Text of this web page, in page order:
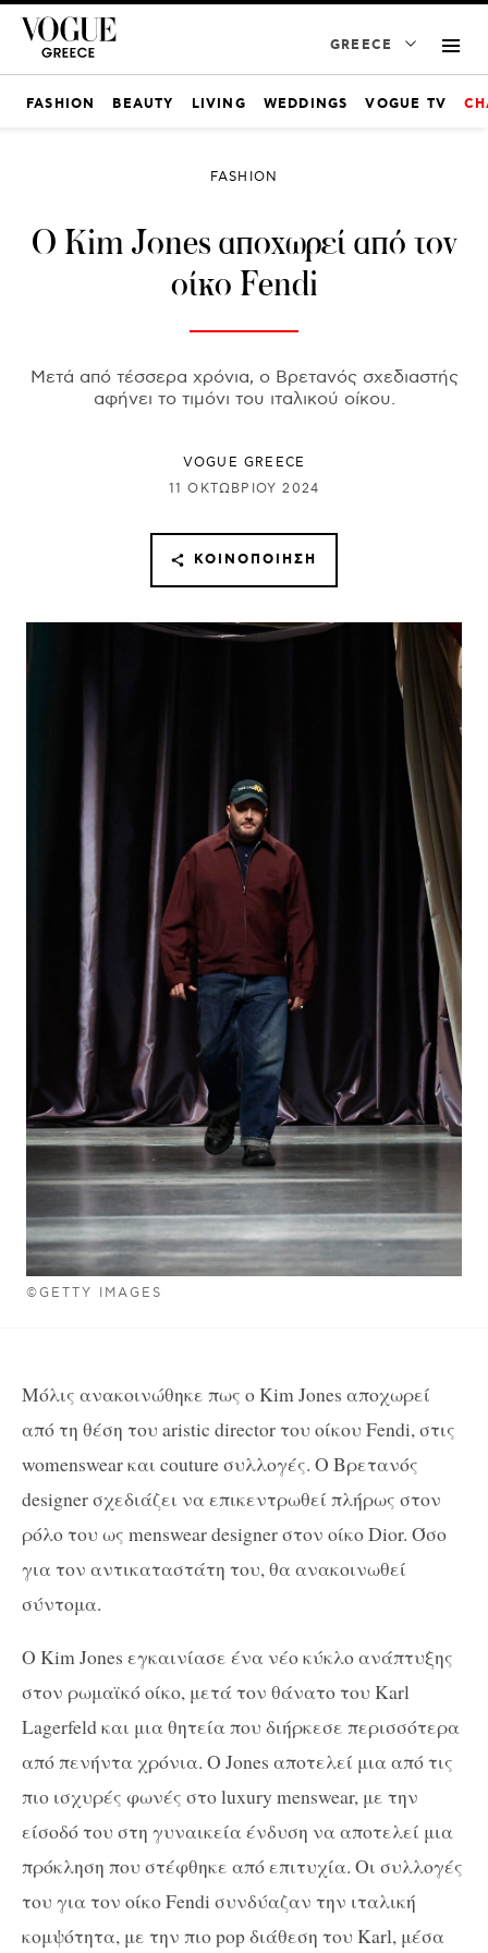
GREECE
FASHION BEAUTY LIVING WEDDINGS VOGUE TV
©GETTY IMAGES
FASHION
Ο Kim Jones αποχωρεί από τον
οίκο Fendi
Μετά από τέσσερα χρόνια, ο Βρετανός σχεδιαστής
αφήνει το τιμόνι του ιταλικού οίκου.
VOGUE GREECE
11 ΟΚΤΩΒΡΊΟΥ 2024
ΚΟΙΝΟΠΟΊΗΣΗ
Μόλις ανακοινώθηκε πως ο Kim Jones αποχωρεί
από τη θέση του aristic director του οίκου Fendi, στις
womenswear και couture συλλογές. Ο Βρετανός
designer σχεδιάζει να επικεντρωθεί πλήρως στον
ρόλο του ως menswear designer στον οίκο Dior. Όσο
για τον αντικαταστάτη του, θα ανακοινωθεί
σύντομα.
Ο Κim Jones εγκαινίασε ένα νέο κύκλο ανάπτυξης
στον ρωμαϊκό οίκο, μετά τον θάνατο του Karl
Lagerfeld και μια θητεία που διήρκεσε περισσότερα
από πενήντα χρόνια. Ο Jones αποτελεί μια από τις
πιο ισχυρές φωνές στο luxury menswear, με την
είσοδό του στη γυναικεία ένδυση να αποτελεί μια
πρόκληση που στέφθηκε από επιτυχία. Οι συλλογές
του για τον οίκο Fendi συνδύαζαν την ιταλική
κομψότητα, με την πιο pop διάθεση του Karl, μέσα